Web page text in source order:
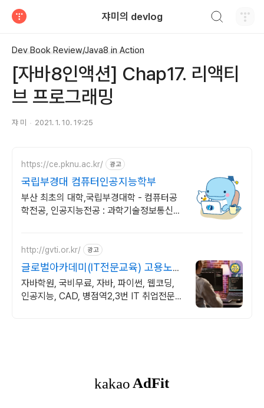
쟈미의 devlog
Dev Book Review/Java8 in Action
[자바8인액션] Chap17. 리액티
브 프로그래밍
쟈 미 2021. 1. 10. 19:25
https://ce.pknu.ac.kr/ 광고
국립부경대 컴퓨터인공지능학부
부산 최초의 대학,국립부경대학 - 컴퓨터공
학전공, 인공지능전공 : 과학기술정보통신부
http://gvti.or.kr/ 광고
글로벌아카데미(IT전문교육) 고용노동
부지정 우수훈련기관
자바학원, 국비무료, 자바, 파이썬, 웹코딩,
인공지능, CAD, 병점역2,3번 IT 취업전문